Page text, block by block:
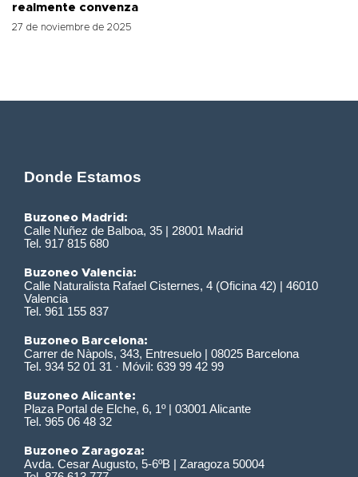
realmente convenza
27 de noviembre de 2025
Donde Estamos
Buzoneo Madrid:
Calle Nuñez de Balboa, 35 | 28001 Madrid
Tel. 917 815 680
Buzoneo Valencia:
Calle Naturalista Rafael Cisternes, 4 (Oficina 42) | 46010
Valencia
Tel. 961 155 837
Buzoneo Barcelona:
Carrer de Nàpols, 343, Entresuelo | 08025 Barcelona
Tel. 934 52 01 31 · Móvil: 639 99 42 99
Buzoneo Alicante:
Plaza Portal de Elche, 6, 1º | 03001 Alicante
Tel. 965 06 48 32
Buzoneo Zaragoza:
Avda. Cesar Augusto, 5-6ºB | Zaragoza 50004